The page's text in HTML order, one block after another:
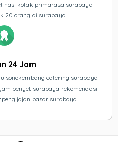
nasi kotak primarasa surabaya
20 orang di surabaya
24 Jam
sonokembang catering surabaya
penyet surabaya rekomendasi
jajan pasar surabaya